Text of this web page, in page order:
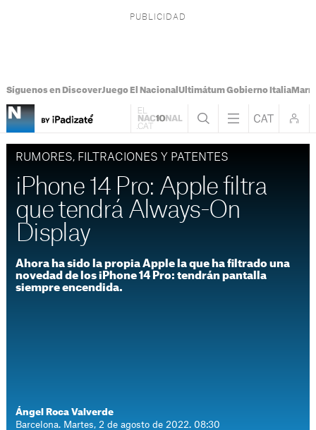
Síguenos en DiscoverJuego El Nacional Ultimátum Gobierno Italia
RUMORES, FILTRACIONES Y PATENTES
iPhone 14 Pro: Apple filtra
que tendrá Always-On
Display
Ahora ha sido la propia Apple la que ha filtrado una
novedad de los iPhone 14 Pro: tendrán pantalla
siempre encendida.
Ángel Roca Valverde
Barcelona. Martes, 2 de agosto de 2022. 08:30